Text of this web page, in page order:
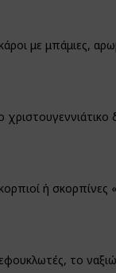
με μπάμιες,
ή σκορπίνες
το